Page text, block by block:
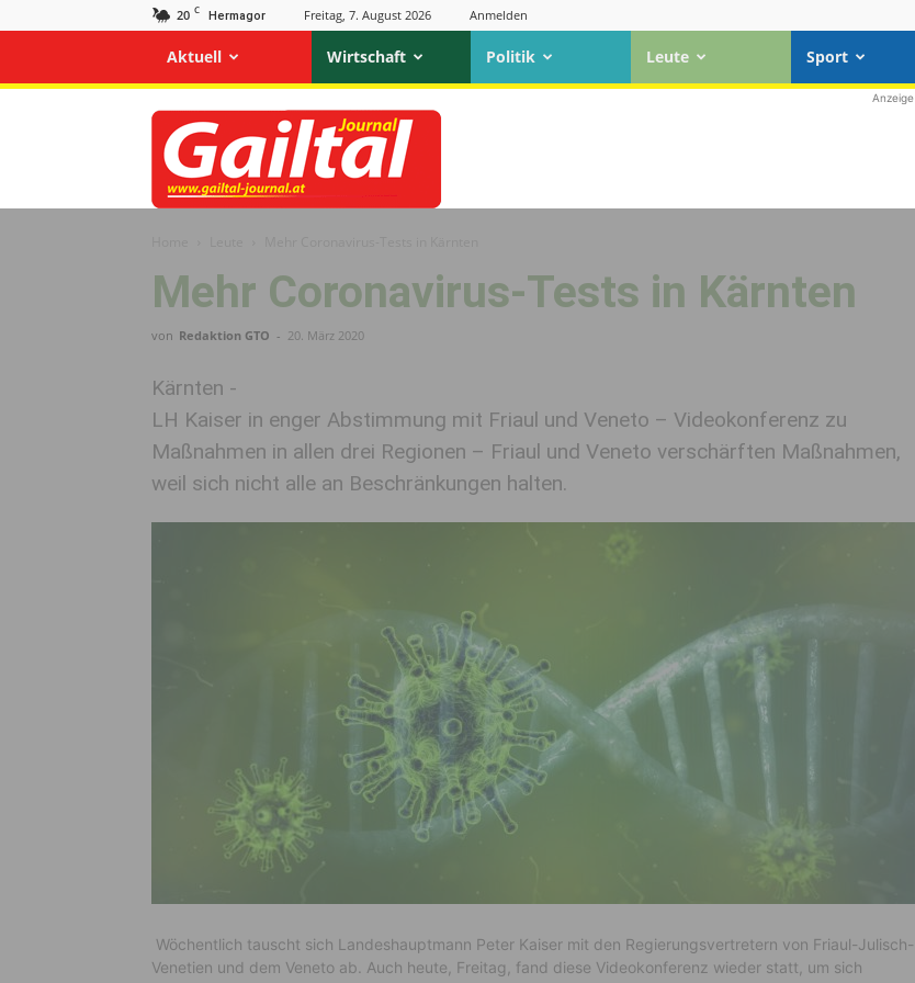
20 C Hermagor Freitag, 7. August 2026 Anmelden
Aktuell Wirtschaft Politik Leute Sport
Gailtal
Journal
Anzeige
Mehr Coronavirus-Tests in Kärnten
von Redaktion GTO - 20. März 2020
Kärnten -
LH Kaiser in enger Abstimmung mit Friaul und Veneto – Videokonferenz zu
Maßnahmen in allen drei Regionen – Friaul und Veneto verschärften Maßnahmen,
weil sich nicht alle an Beschränkungen halten.
Wöchentlich tauscht sich Landeshauptmann Peter Kaiser mit den Regierungsvertretern von Friaul-Julisch-
Venetien und dem Veneto ab. Auch heute, Freitag, fand diese Videokonferenz wieder statt, um sich